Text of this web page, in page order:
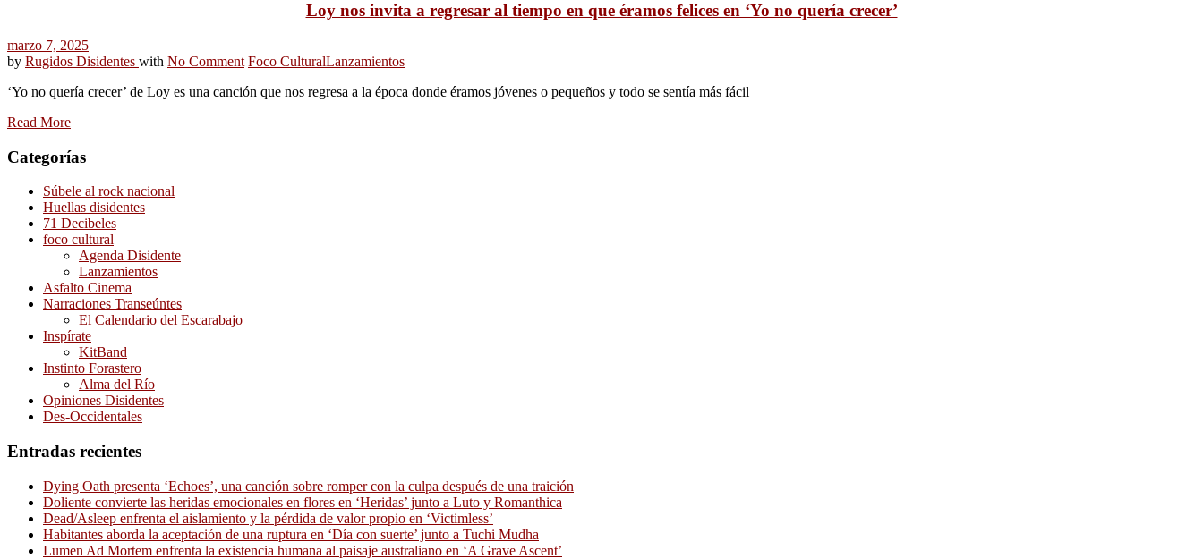
Loy nos invita a regresar al tiempo en que éramos felices en ‘Yo no quería crecer’
marzo 7, 2025
by Rugidos Disidentes with No Comment Foco CulturalLanzamientos
‘Yo no quería crecer’ de Loy es una canción que nos regresa a la época donde éramos jóvenes o pequeños y todo se sentía más fácil
Read More
Categorías
Súbele al rock nacional
Huellas disidentes
71 Decibeles
foco cultural
Agenda Disidente
Lanzamientos
Asfalto Cinema
Narraciones Transeúntes
El Calendario del Escarabajo
Inspírate
KitBand
Instinto Forastero
Alma del Río
Opiniones Disidentes
Des-Occidentales
Entradas recientes
Dying Oath presenta ‘Echoes’, una canción sobre romper con la culpa después de una traición
Doliente convierte las heridas emocionales en flores en ‘Heridas’ junto a Luto y Romanthica
Dead/Asleep enfrenta el aislamiento y la pérdida de valor propio en ‘Victimless’
Habitantes aborda la aceptación de una ruptura en ‘Día con suerte’ junto a Tuchi Mudha
Lumen Ad Mortem enfrenta la existencia humana al paisaje australiano en ‘A Grave Ascent’